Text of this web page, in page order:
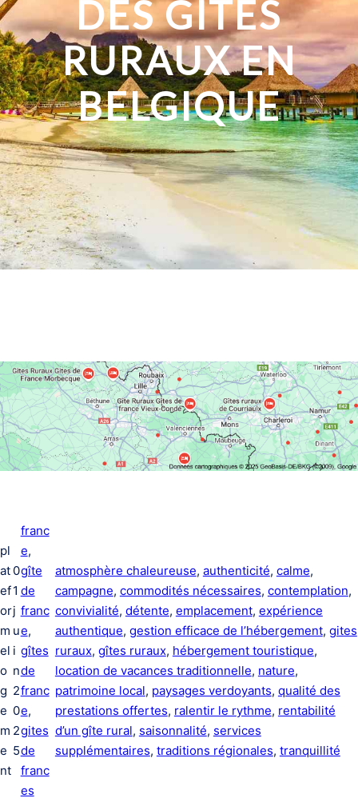
DES GÎTES
RURAUX EN
BELGIQUE
pl
at
ef
or
m
el
o
g
e
m
e
nt
0
1
j
u
i
n
2
0
2
5
franc
e
gîte
de
franc
e
gîtes
de
franc
e
gites
de
franc
es
atmosphère chaleureuse, authenticité, calme
campagne, commodités nécessaires, contemplation
convivialité, détente, emplacement, expérience
authentique, gestion efficace de l’hébergement, gites
ruraux, gîtes ruraux, hébergement touristique
location de vacances traditionnelle, nature
patrimoine local, paysages verdoyants, qualité des
prestations offertes, ralentir le rythme, rentabilité
d’un gîte rural, saisonnalité, services
supplémentaires, traditions régionales, tranquillité